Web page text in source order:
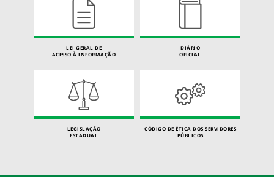
LEI GERAL DE
ACESSO À INFORMAÇÃO
DIÁRIO
OFICIAL
LEGISLAÇÃO
ESTADUAL
CÓDIGO DE ÉTICA DOS SERVIDORES
PÚBLICOS